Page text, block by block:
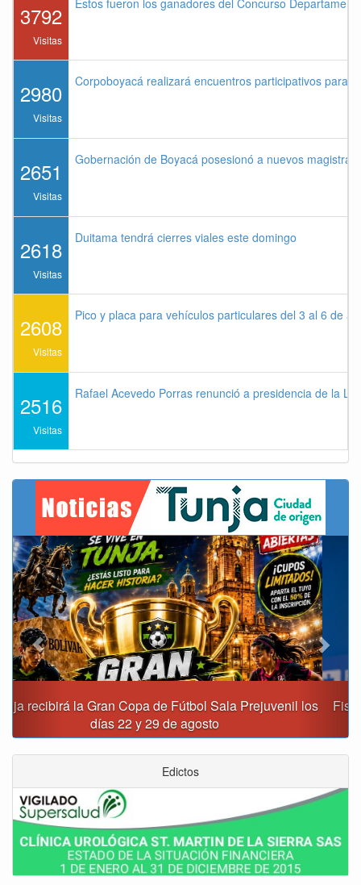
3792
Visitas
Estos fueron los ganadores del Concurso
2980
Visitas
Corpoboyacá realizará encuentros participativos para
2651
Visitas
Gobernación de Boyacá posesionó a nuevos
2618
Visitas
Duitama tendrá cierres viales este domingo
2608
Visitas
Pico y placa para vehículos particulares del 3 al 6 de
2516
Visitas
Rafael Acevedo Porras renunció a presidencia de la
Fiscalía destapa presunta red de corrupción que habría
movido $3,1 billones en regalías
Previous Next
Edictos